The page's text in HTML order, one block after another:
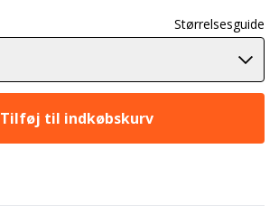
Størrelsesguide
Tilføj til indkøbskurv